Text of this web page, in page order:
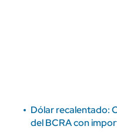
Dólar recalentado:
del BCRA con